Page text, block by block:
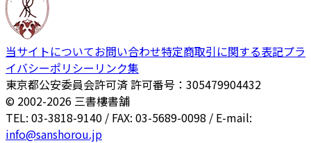
当サイトについてお問い合わせ特定商取引に関する表記プラ
イバシーポリシー リンク集
東京都公安委員会許可済 許可番号：305479904432
© 2002-2026 三書樓書舗
TEL: 03-3818-9140 / FAX: 03-5689-0098 / E-mail:
info@sanshorou.jp